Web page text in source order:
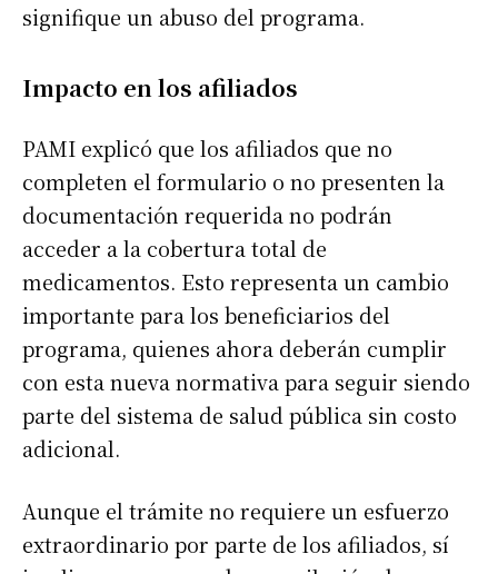
signifique un abuso del programa.
Impacto en los afiliados
PAMI explicó que los afiliados que no
completen el formulario o no presenten la
documentación requerida no podrán
acceder a la cobertura total de
medicamentos. Esto representa un cambio
importante para los beneficiarios del
programa, quienes ahora deberán cumplir
con esta nueva normativa para seguir siendo
parte del sistema de salud pública sin costo
adicional.
Aunque el trámite no requiere un esfuerzo
extraordinario por parte de los afiliados, sí